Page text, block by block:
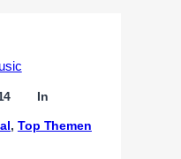
In
, Top Themen